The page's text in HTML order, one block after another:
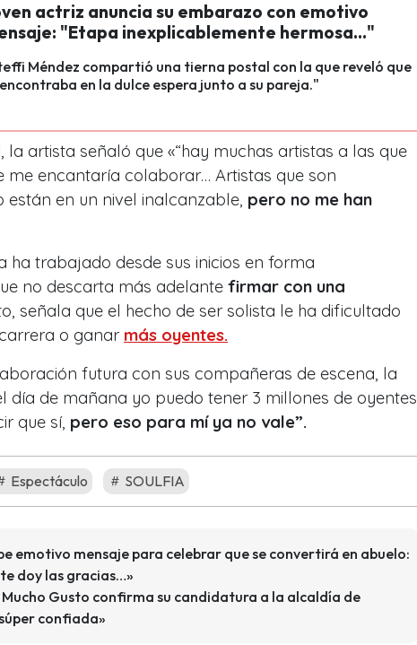
actriz anuncia su embarazo con emotivo
"Etapa inexplicablemente hermosa..."
Méndez compartió una tierna postal con la que reveló que
en la dulce espera junto a su pareja."
la artista señaló que «“hay muchas artistas a las que
me encantaría colaborar… Artistas que son
en un nivel inalcanzable, pero no me han
ha trabajado desde sus inicios en forma
no descarta más adelante firmar con una
señala que el hecho de ser solista le ha dificultado
o ganar más oyentes.
futura con sus compañeras de escena, la
día de mañana yo puedo tener 3 millones de oyentes
que sí, pero eso para mí ya no vale”.
Espectáculo SOULFIA
emotivo mensaje para celebrar que se convertirá en abuelo:
doy las gracias…»
Gusto confirma su candidatura a la alcaldía de
confiada»